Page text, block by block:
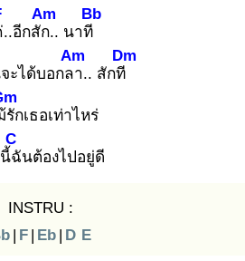
.อีกสัก.
Am
. นาที
Bb
ะได้บอกลา
Am
.. สักที
Dm
รักเธอเท่าไหร่
ฉั
C
นต้องไปอยู่ดี
INSTRU :
| F | Eb | D E